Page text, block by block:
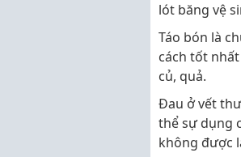
lót băng vệ
Táo bón là
cách tốt
củ, quả.
Đau ở vết
thể sự dụng
không được